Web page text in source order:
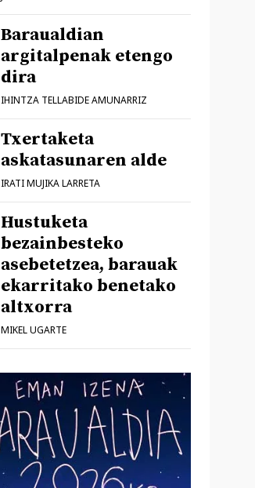
Baraualdian
argitalpenak etengo
dira
IHINTZA TELLABIDE AMUNARRIZ
Txertaketa
askatasunaren alde
IRATI MUJIKA LARRETA
Hustuketa
bezainbesteko
asebetetzea, barauak
ekarritako benetako
altxorra
MIKEL UGARTE